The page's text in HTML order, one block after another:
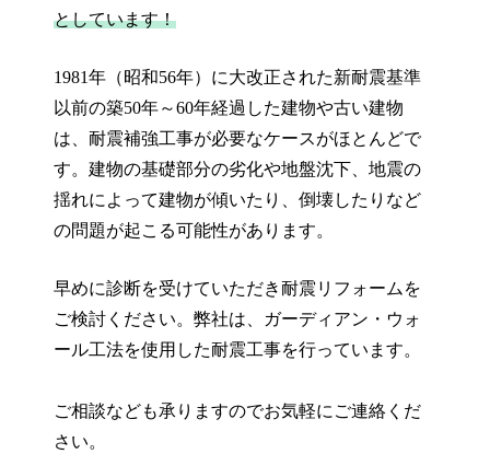
としています！
1981年（昭和56年）に大改正された新耐震基準
以前の築50年～60年経過した建物や古い建物
は、耐震補強工事が必要なケースがほとんどで
す。建物の基礎部分の劣化や地盤沈下、地震の
揺れによって建物が傾いたり、倒壊したりなど
の問題が起こる可能性があります。
早めに診断を受けていただき耐震リフォームを
ご検討ください。弊社は、ガーディアン・ウォ
ール工法を使用した耐震工事を行っています。
ご相談なども承りますのでお気軽にご連絡くだ
さい。